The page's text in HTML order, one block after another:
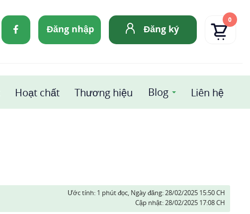
Đăng nhập Đăng ký
0
Hoạt chất Thương hiệu Blog Liên hệ
Ước tính: 1 phút đọc, Ngày đăng:28/02/2025 15:50 CH
Cập nhật:28/02/2025 17:08 CH